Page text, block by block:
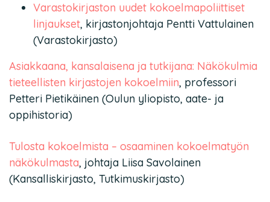
Varastokirjaston uudet kokoelmapoliittiset
linjaukset, kirjastonjohtaja Pentti Vattulainen
(Varastokirjasto)
Asiakkaana, kansalaisena ja tutkijana: Näkökulmia
tieteellisten kirjastojen kokoelmiin, professori
Petteri Pietikäinen (Oulun yliopisto, aate- ja
oppihistoria)
Tulosta kokoelmista – osaaminen kokoelmatyön
näkökulmasta, johtaja Liisa Savolainen
(Kansalliskirjasto, Tutkimuskirjasto)